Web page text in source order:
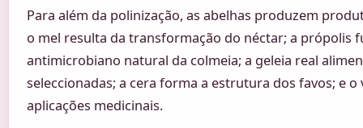
Para além da polinização, as abelhas produzem
o mel resulta da transformação do néctar; a própolis
antimicrobiano natural da colmeia; a geleia real
seleccionadas; a cera forma a estrutura dos favos; e
aplicações medicinais.